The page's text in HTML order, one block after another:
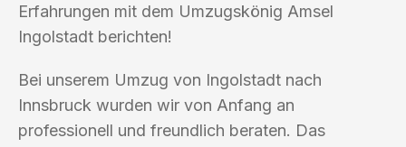
Erfahrungen mit dem Umzugskönig Amsel
Ingolstadt berichten!
Bei unserem Umzug von Ingolstadt nach
Innsbruck wurden wir von Anfang an
professionell und freundlich beraten. Das